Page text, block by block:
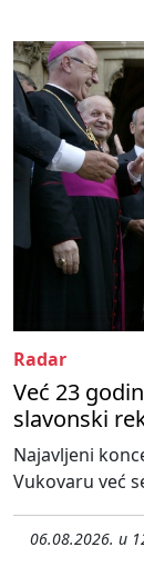
Radar
Već 23
slavonski
Najavljeni
Vukovaru već
06.08.2026. u